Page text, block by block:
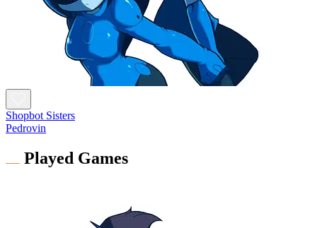
Shopbot Sisters
Pedrovin
Played Games